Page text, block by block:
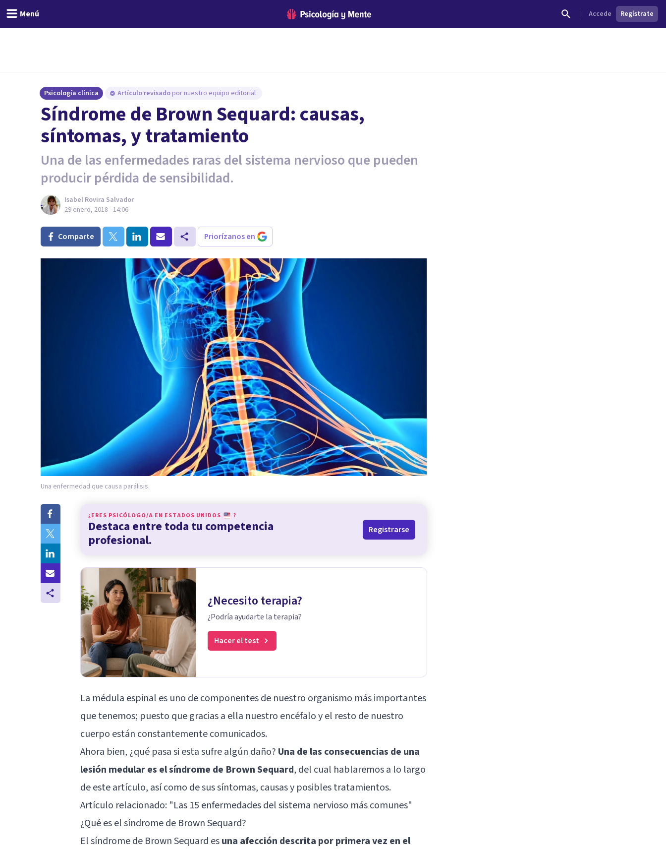
Menú Accede Regístrate
Psicología clínica Artículo revisado por nuestro equipo editorial
Síndrome de Brown Sequard: causas,
síntomas, y tratamiento
Una de las enfermedades raras del sistema nervioso que pueden
producir pérdida de sensibilidad.
Isabel Rovira Salvador
29 enero, 2018 - 14:06
Comparte Priorízanos en
Una enfermedad que causa parálisis.
¿ERES PSICÓLOGO/A EN ESTADOS UNIDOS ?
Destaca entre toda tu competencia
profesional.
Registrarse
¿Necesito terapia?
¿Podría ayudarte la terapia?
Hacer el test
La médula espinal es uno de componentes de nuestro organismo más importantes
que tenemos; puesto que gracias a ella nuestro encéfalo y el resto de nuestro
cuerpo están constantemente comunicados.
Ahora bien, ¿qué pasa si esta sufre algún daño? Una de las consecuencias de una
lesión medular es el síndrome de Brown Sequard, del cual hablaremos a lo largo
de este artículo, así como de sus síntomas, causas y posibles tratamientos.
Artículo relacionado: "Las 15 enfermedades del sistema nervioso más comunes"
¿Qué es el síndrome de Brown Sequard?
El síndrome de Brown Sequard esuna afección descrita por primera vez en el